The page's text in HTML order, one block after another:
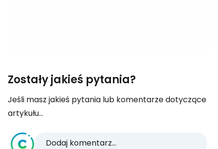
Zostały jakieś pytania?
Jeśli masz jakieś pytania lub komentarze dotyczące
artykułu...
Dodaj komentarz...